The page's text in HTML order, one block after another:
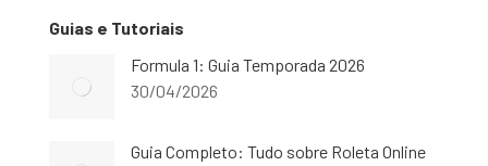
Guias e Tutoriais
Formula 1: Guia Temporada 2026
30/04/2026
Guia Completo: Tudo sobre Roleta Online